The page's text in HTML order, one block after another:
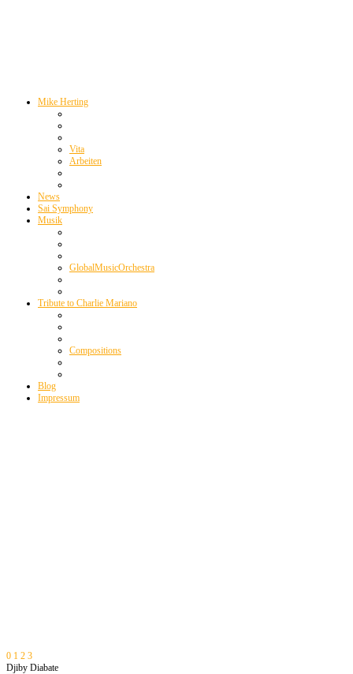
Mike Herting
Vita
Arbeiten
News
Sai Symphony
Musik
GlobalMusicOrchestra
Tribute to Charlie Mariano
Compositions
Blog
Impressum
0 1 2 3
Djiby Diabate